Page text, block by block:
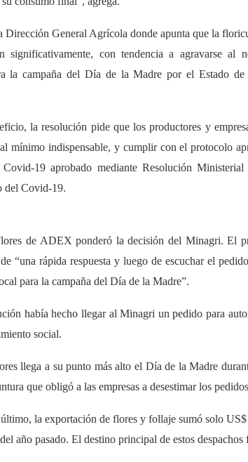
Dirección General Agrícola donde apunta que la
significativamente, con tendencia a agravarse al
la campaña del Día de la Madre por el Estado
la resolución pide que los productores y
mínimo indispensable, y cumplir con el protocolo
19 aprobado mediante Resolución
del Covid-19.
de ADEX ponderó la decisión del Minagri. El
“una rápida respuesta y luego de escuchar el
para la campaña del Día de la Madre”.
había hecho llegar al Minagri un pedido para
social.
llega a su punto más alto el Día de la Madre
que obligó a las empresas a desestimar los
la exportación de flores y follaje sumó solo
año pasado. El destino principal de estos